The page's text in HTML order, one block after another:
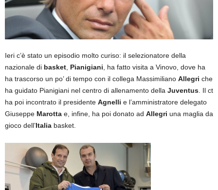
Ieri c’è stato un episodio molto curiso: il selezionatore della
nazionale di basket Pianigiani , ha fatto visita a Vinovo, dove ha
ha trascorso un po’ di tempo con il collega Massimiliano Allegri che
ha guidato Pianigiani nel centro di allenamento della Juventus . Il ct
ha poi incontrato il presidente Agnelli e l’amministratore delegato
Giuseppe Marotta e, infine, ha poi donato ad Allegri una maglia da
gioco dell’Italia basket.